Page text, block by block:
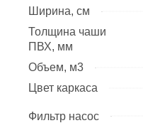
Ширина, см
Толщина чаши
ПВХ, мм
Объем, м3
Цвет каркаса
Фильтр насос